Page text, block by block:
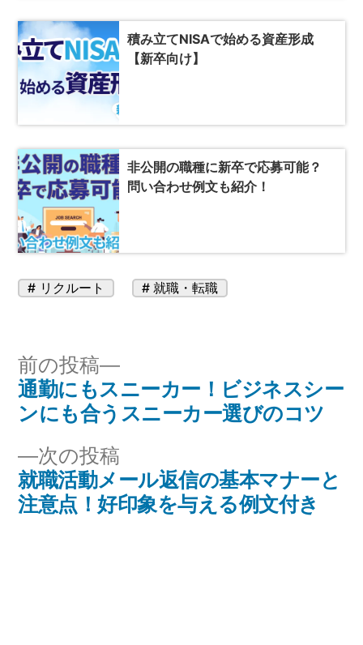
積み立てNISAで始める資産形成
【新卒向け】
非公開の職種に新卒で応募可能？
問い合わせ例文も紹介！
カ
リ
ー:
リクルート
タ
就職・転職
投
稿
ビ
ゲ
次の投稿
の
投
就職活動メール返信の基本マナーと
注意点！好印象を与える例文付き
前の投稿
前
の
投
通勤にもスニーカー！ビジネスシー
ンにも合うスニーカー選びのコツ